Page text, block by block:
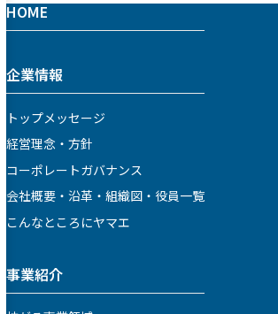
HOME
企業情報
トップメッセージ
経営理念・方針
コーポレートガバナンス
会社概要・沿革・組織図・役員一覧
こんなところにヤマエ
事業紹介